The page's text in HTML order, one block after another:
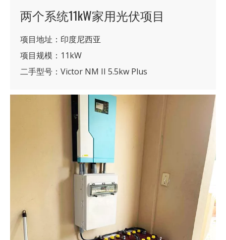
两个系统11kW家用光伏项目
项目地址：印度尼西亚
项目规模：11kW
二手型号：Victor NM II 5.5kw Plus